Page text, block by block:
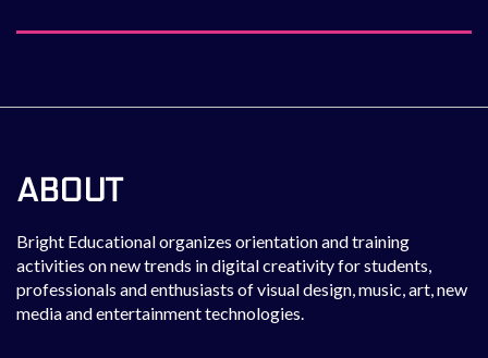
ABOUT
Bright Educational organizes orientation and training
activities on new trends in digital creativity for students,
professionals and enthusiasts of visual design, music, art, new
media and entertainment technologies.